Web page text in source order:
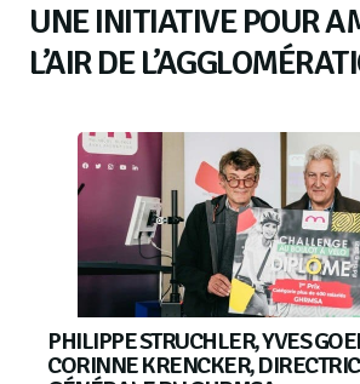
UNE INITIATIVE POUR
L’AIR DE
PHILIPPE STRUCHLER, YVES
CORINNE KRENCKER,